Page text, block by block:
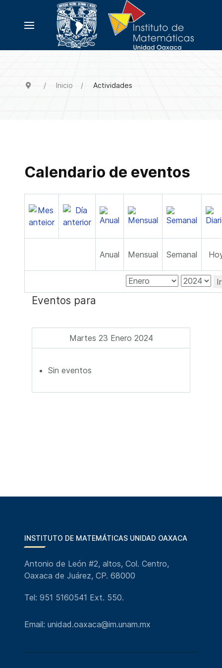
Inicio Actividades
Calendario de eventos
Anual Mensual Semanal
Eventos para
Martes 23 Enero 2024
Sin eventos
INSTITUTO DE MATEMÁTICAS UNIDAD OAXACA
Antonio de León #2, altos, Col. Centro,
Oaxaca de Juárez, CP. 68000
Tel: 951 5160541 Ext. 550.
Email: unidad.oaxaca@im.unam.mx